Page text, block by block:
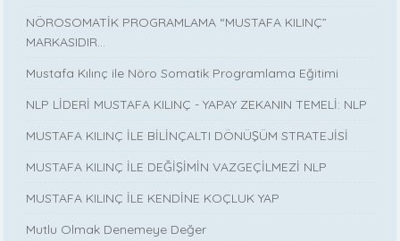
NÖROSOMATİK PROGRAMLAMA “MUSTAFA KILINÇ”
MARKASIDIR…
Mustafa Kılınç ile Nöro Somatik Programlama Eğitimi
NLP LİDERİ MUSTAFA KILINÇ - YAPAY ZEKANIN TEMELİ: NLP
MUSTAFA KILINÇ İLE BİLİNÇALTI DÖNÜŞÜM STRATEJİSİ
MUSTAFA KILINÇ İLE DEĞİŞİMİN VAZGEÇİLMEZİ NLP
MUSTAFA KILINÇ İLE KENDİNE KOÇLUK YAP
Mutlu Olmak Denemeye Değer